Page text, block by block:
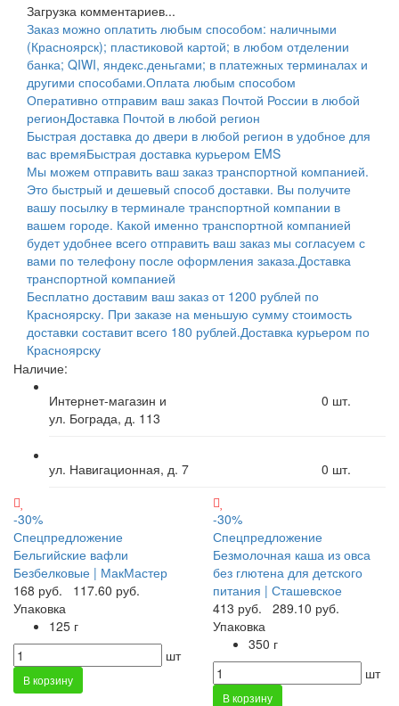
Загрузка комментариев...
Заказ можно оплатить любым способом: наличными
(Красноярск); пластиковой картой; в любом отделении
банка; QIWI, яндекс.деньгами; в платежных терминалах и
другими способами.Оплата любым способом
Оперативно отправим ваш заказ Почтой России в любой
регионДоставка Почтой в любой регион
Быстрая доставка до двери в любой регион в удобное для
вас времяБыстрая доставка курьером EMS
Мы можем отправить ваш заказ транспортной компанией.
Это быстрый и дешевый способ доставки. Вы получите
вашу посылку в терминале транспортной компании в
вашем городе. Какой именно транспортной компанией
будет удобнее всего отправить ваш заказ мы согласуем с
вами по телефону после оформления заказа.Доставка
транспортной компанией
Бесплатно доставим ваш заказ от 1200 рублей по
Красноярску. При заказе на меньшую сумму стоимость
доставки составит всего 180 рублей.Доставка курьером по
Красноярску
Наличие:
Интернет-магазин и
ул. Бограда, д. 113
0 шт.
ул. Навигационная, д. 7 0 шт.
-30%
Спецпредложение
Бельгийские вафли
Безбелковые | МакМастер
168 руб.
117.60 руб.
Упаковка
125 г
шт
В корзину
-30%
Спецпредложение
Безмолочная каша из овса
без глютена для детского
питания | Сташевское
413 руб.
289.10 руб.
Упаковка
350 г
шт
В корзину